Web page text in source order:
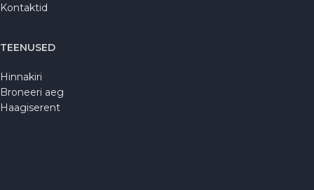
Kontaktid
TEENUSED
Hinnakiri
Broneeri aeg
Haagiserent